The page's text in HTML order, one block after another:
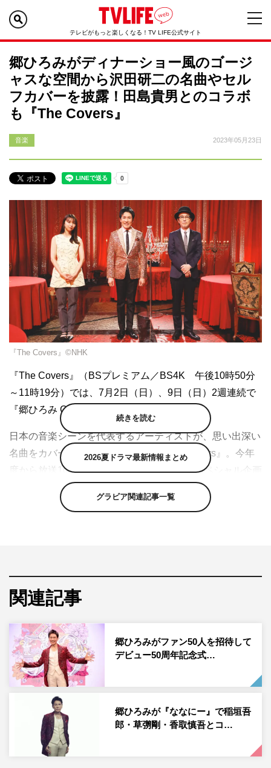
テレビがもっと楽しくなる！TV LIFE公式サイト
郷ひろみがディナーショー風のゴージ
ャスな空間から沢田研二の名曲やセル
フカバーを披露！田島貴男とのコラボ
も『The Covers』
音楽 2023年05月23日
『The Covers』©NHK
『The Covers』（BSプレミアム／BS4K 午後10時50分
～11時19分）では、7月2日（日）、9日（日）2週連続で
『郷ひろみ Go!Go!!最高ナイト!!!』を放送する。
日本の音楽シーンを代表するアーティストが、思い出深い
名曲をカバーするNHKの音楽番組『The Covers』。今年
度から放送10周年記念として、さまざまなスペシャル企画
を打ち出している同番組では、今回去年デビュー50周年を
迎えた郷ひろみを招き、2週にわたってディナーショーさ
に」のカバー、そして『The Covers』でしか見られない
を集めるOriginal Loveの名曲「接吻」を、郷×田島貴男に
よるスペシャルコラボレーションで披露。
続きを読む
2026夏ドラマ最新情報まとめ
グラビア関連記事一覧
関連記事
郷ひろみがファン50人を招待して
デビュー50周年記念式…
郷ひろみが『ななにー』で稲垣吾
郎・草彅剛・香取慎吾とコ…